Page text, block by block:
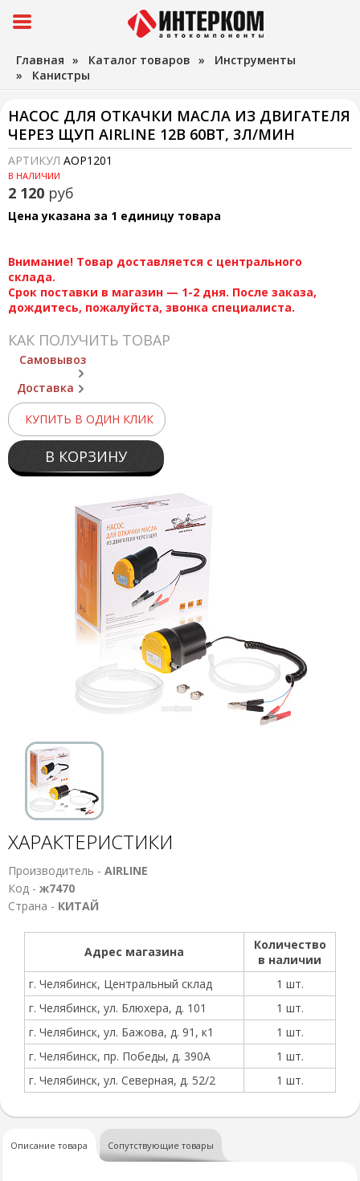
Главная » Каталог товаров » Инструменты
» Канистры
НАСОС ДЛЯ ОТКАЧКИ МАСЛА ИЗ ДВИГАТЕЛЯ
ЧЕРЕЗ ЩУП AIRLINE 12В 60ВТ, 3Л/МИН
АРТИКУЛ AOP1201
В НАЛИЧИИ
2 120 руб
Цена указана за 1 единицу товара
Внимание! Товар доставляется с центрального
склада.
Срок поставки в магазин — 1-2 дня. После заказа,
дождитесь, пожалуйста, звонка специалиста.
КАК ПОЛУЧИТЬ ТОВАР
Самовывоз
Доставка
КУПИТЬ В ОДИН КЛИК
В КОРЗИНУ
ХАРАКТЕРИСТИКИ
Производитель - AIRLINE
Код - ж7470
Страна - КИТАЙ
Адрес магазина
Количество
в наличии
г. Челябинск, Центральный склад
1 шт.
г. Челябинск, ул. Блюхера, д. 101
1 шт.
г. Челябинск, ул. Бажова, д. 91, к1
1 шт.
г. Челябинск, пр. Победы, д. 390А
1 шт.
г. Челябинск, ул. Северная, д. 52/2
1 шт.
Описание товара Сопутствующие товары